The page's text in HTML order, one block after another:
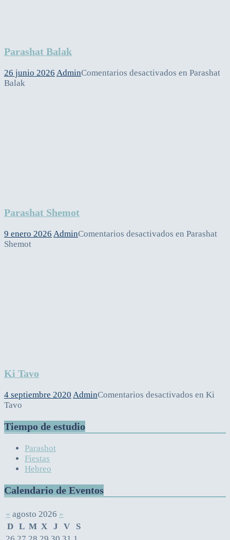
Parashat Balak
26 junio 2026 AdminComentarios desactivados en Parashat
Balak
Parashat Shemot
9 enero 2026 AdminComentarios desactivados en Parashat
Shemot
Ki Tavo
4 septiembre 2020 AdminComentarios desactivados en Ki
Tavo
Tiempo de estudio
Parashot
Fiestas
Hebreo
Calendario de Eventos
« agosto 2026 »
D L M X J V
S